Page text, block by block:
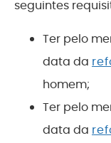
seguintes
Ter pelo
data da
homem;
Ter pelo
data da